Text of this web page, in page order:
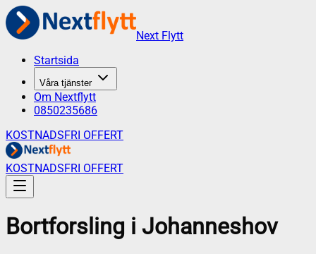
Next Flytt
Startsida
Våra tjänster
Om Nextflytt
0850235686
KOSTNADSFRI OFFERT
KOSTNADSFRI OFFERT
Bortforsling i Johanneshov